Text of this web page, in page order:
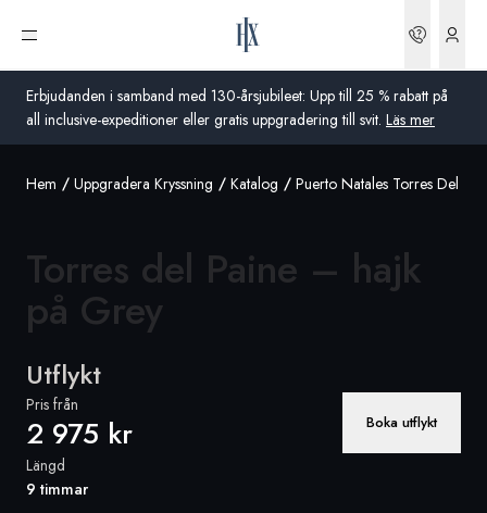
Erbjudanden i samband med 130-årsjubileet: Upp till 25 % rabatt på
all inclusive-expeditioner eller gratis uppgradering till svit. Läs mer
Öppna meny
Sverige
Storbritannien
Tyskland
Schweiz
Global
Hem Uppgradera Kryssning Katalog Puerto Natales Torres Del
Torres del Paine – hajk
på Grey
Utflykt
Pris från
2 975 kr Boka utflykt
Längd
9 timmar